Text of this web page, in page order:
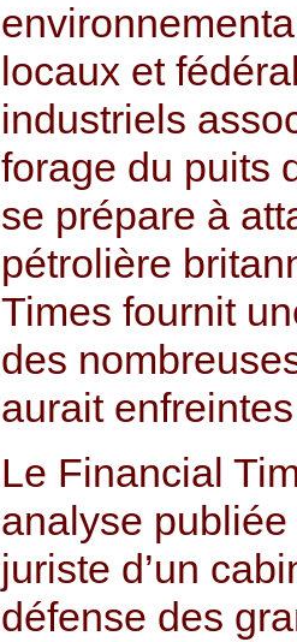
locaux et
industriels
forage du puits
se prépare à
pétrolière
Times fournit
des
aurait
Le Financial
analyse
juriste d’un
défense des